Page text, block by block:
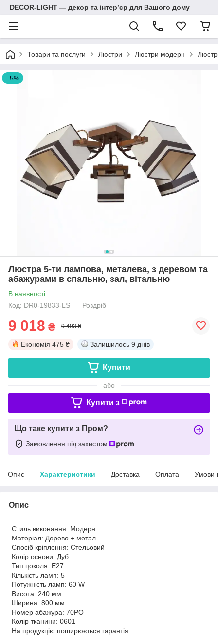
DECOR-LIGHT — декор та інтерʼєр для Вашого дому
Товари та послуги Люстри Люстри модерн
–5%
Люстра 5-ти лампова, металева, з деревом та
абажурами в спальню, зал, вітальню
В наявності
Код: DR0-19833-LS
Роздріб
9 018 ₴ 9 493 ₴
Економія 475 ₴ Залишилось 9 днів
Купити
або
Купити з
Що таке купити з Пром?
Замовлення під захистом
Опис Характеристики Доставка Оплата Умови
Опис
Стиль виконання: Модерн
Матеріал: Дерево + метал
Спосіб кріплення: Стельовий
Колір основи: Дуб
Тип цоколя: E27
Кількість ламп: 5
Потужність ламп: 60 W
Висота: 240 мм
Ширина: 800 мм
Номер абажура: 70PO
Колір тканини: 0601
На продукцію поширюється гарантія